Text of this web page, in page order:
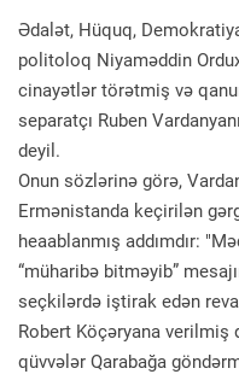
Ədalət, Hüquq,
politoloq Niyaməddin
cinayətlər törətmiş və
separatçı Ruben
deyil.
Onun sözlərinə görə,
Ermənistanda keçirilən
heaablanmış addımdır:
“müharibə bitməyib”
seçkilərdə iştirak edən
Robert Köçəryana verilmiş
qüvvələr Qarabağa